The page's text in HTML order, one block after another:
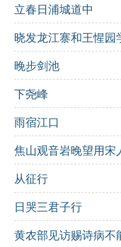
立春日浦城道中
晓发龙江寨和王惺园
晚步剑池
下尧峰
雨宿江口
焦山观音岩晚望用宋
从征行
日哭三君子行
黄农部见访赐诗病不
垂杨低蘸银塘
感觉。
浮萍乍碎波纹细
一庭明月，满园
好景色，营造出
石隙流泉，林梢
生动形象。
看回廊曲曲，萧
曳，增添了诗的